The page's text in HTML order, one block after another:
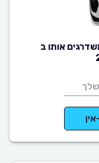
אותו ב